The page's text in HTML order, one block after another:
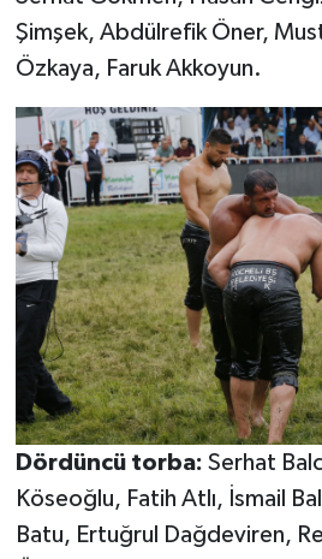
Şimşek, Abdülrefik Öner,
Özkaya, Faruk Akkoyun.
Dördüncü torba: Serhat
Köseoğlu, Fatih Atlı, İsmail
Batu, Ertuğrul Dağdeviren,